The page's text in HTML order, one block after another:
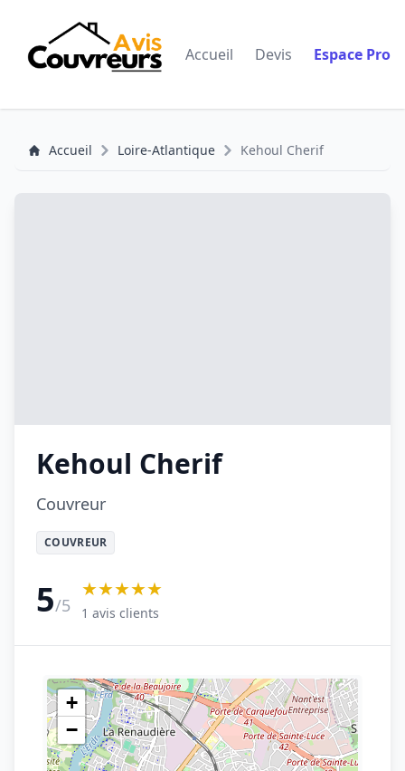
Accueil Devis Espace Pro
Accueil Loire-Atlantique Kehoul Cherif
Kehoul Cherif
Couvreur
COUVREUR
5/5
★★★★★
1 avis clients
+
−